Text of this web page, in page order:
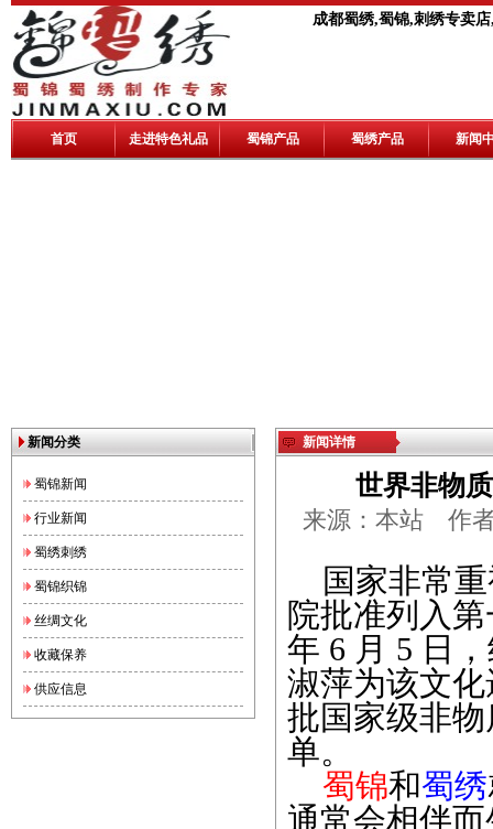
成都蜀绣,蜀锦,刺绣专卖
首页 走进特色礼品 蜀锦产品 蜀绣产品 新闻
新闻分类
蜀锦新闻
行业新闻
蜀绣刺绣
蜀锦织锦
丝绸文化
收藏保养
供应信息
新闻详情
世界非物
来源：本站 作
国家非常重
院批准列入
年 6 月 5 日
淑萍为该文
批国家级非
单。
蜀锦和蜀绣
通常会相伴